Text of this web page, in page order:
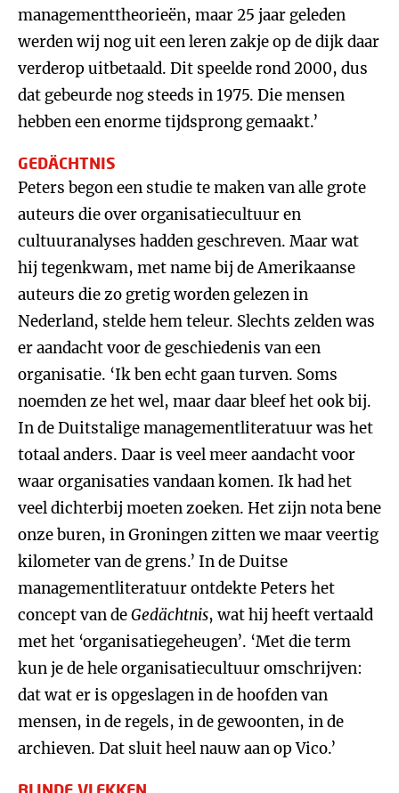
managementtheorieën, maar 25 jaar geleden
werden wij nog uit een leren zakje op de dijk daar
verderop uitbetaald. Dit speelde rond 2000, dus
dat gebeurde nog steeds in 1975. Die mensen
hebben een enorme tijdsprong gemaakt.’
GEDÄCHTNIS
Peters begon een studie te maken van alle grote
auteurs die over organisatiecultuur en
cultuuranalyses hadden geschreven. Maar wat
hij tegenkwam, met name bij de Amerikaanse
auteurs die zo gretig worden gelezen in
Nederland, stelde hem teleur. Slechts zelden was
er aandacht voor de geschiedenis van een
organisatie. ‘Ik ben echt gaan turven. Soms
noemden ze het wel, maar daar bleef het ook bij.
In de Duitstalige managementliteratuur was het
totaal anders. Daar is veel meer aandacht voor
waar organisaties vandaan komen. Ik had het
veel dichterbij moeten zoeken. Het zijn nota bene
onze buren, in Groningen zitten we maar veertig
kilometer van de grens.’ In de Duitse
managementliteratuur ontdekte Peters het
concept van deGedächtnis, wat hij heeft vertaald
met het ‘organisatiegeheugen’. ‘Met die term
kun je de hele organisatiecultuur omschrijven:
dat wat er is opgeslagen in de hoofden van
mensen, in de regels, in de gewoonten, in de
archieven. Dat sluit heel nauw aan op Vico.’